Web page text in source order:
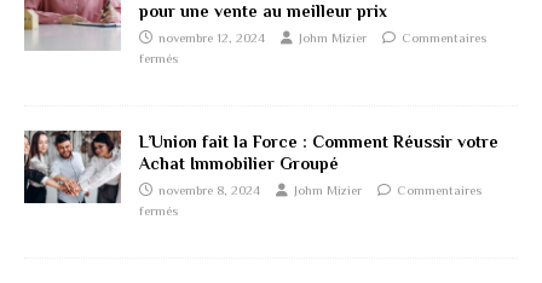
pour une vente au meilleur prix
novembre 12, 2024 Johm Mizier
Commentaires
fermés
L’Union fait la Force : Comment Réussir votre
Achat Immobilier Groupé
novembre 8, 2024 Johm Mizier
Commentaires
fermés